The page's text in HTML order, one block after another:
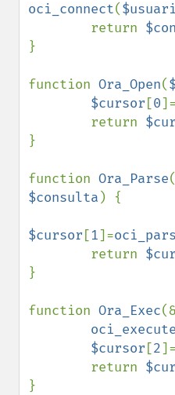
oci_connect(
        return
$con
}
function Ora_Open(
$cursor [0]=
        return
}
function Ora_Parse
$consulta ) {
$cursor [1]=
        return
}
function Ora_Exec
oci_execute
$cursor [2]=
        return
}